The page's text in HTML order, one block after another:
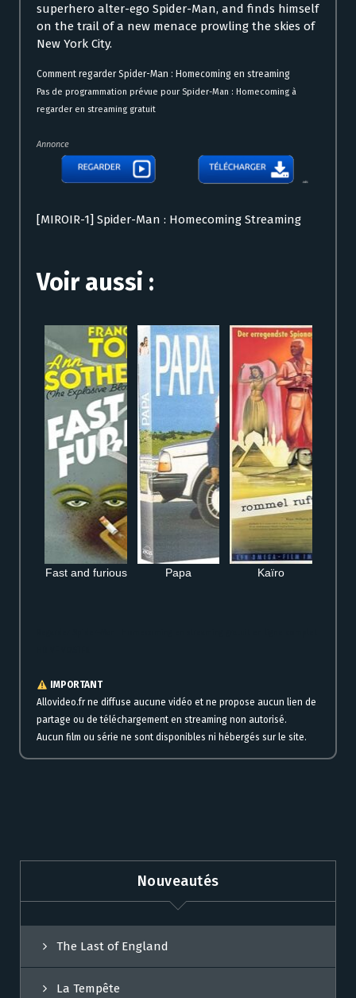
superhero alter-ego Spider-Man, and finds himself
on the trail of a new menace prowling the skies of
New York City.
Comment regarder Spider-Man : Homecoming en streaming
Pas de programmation prévue pour Spider-Man : Homecoming à
regarder en streaming gratuit
Annonce
[MIROIR-1] Spider-Man : Homecoming Streaming
Voir aussi :
Fast and furious Papa Kaïro
IMPORTANT
Allovideo.fr ne diffuse aucune vidéo et ne propose aucun lien de
partage ou de téléchargement en streaming non autorisé.
Aucun film ou série ne sont disponibles ni hébergés sur le site.
Nouveautés
The Last of England
La Tempête